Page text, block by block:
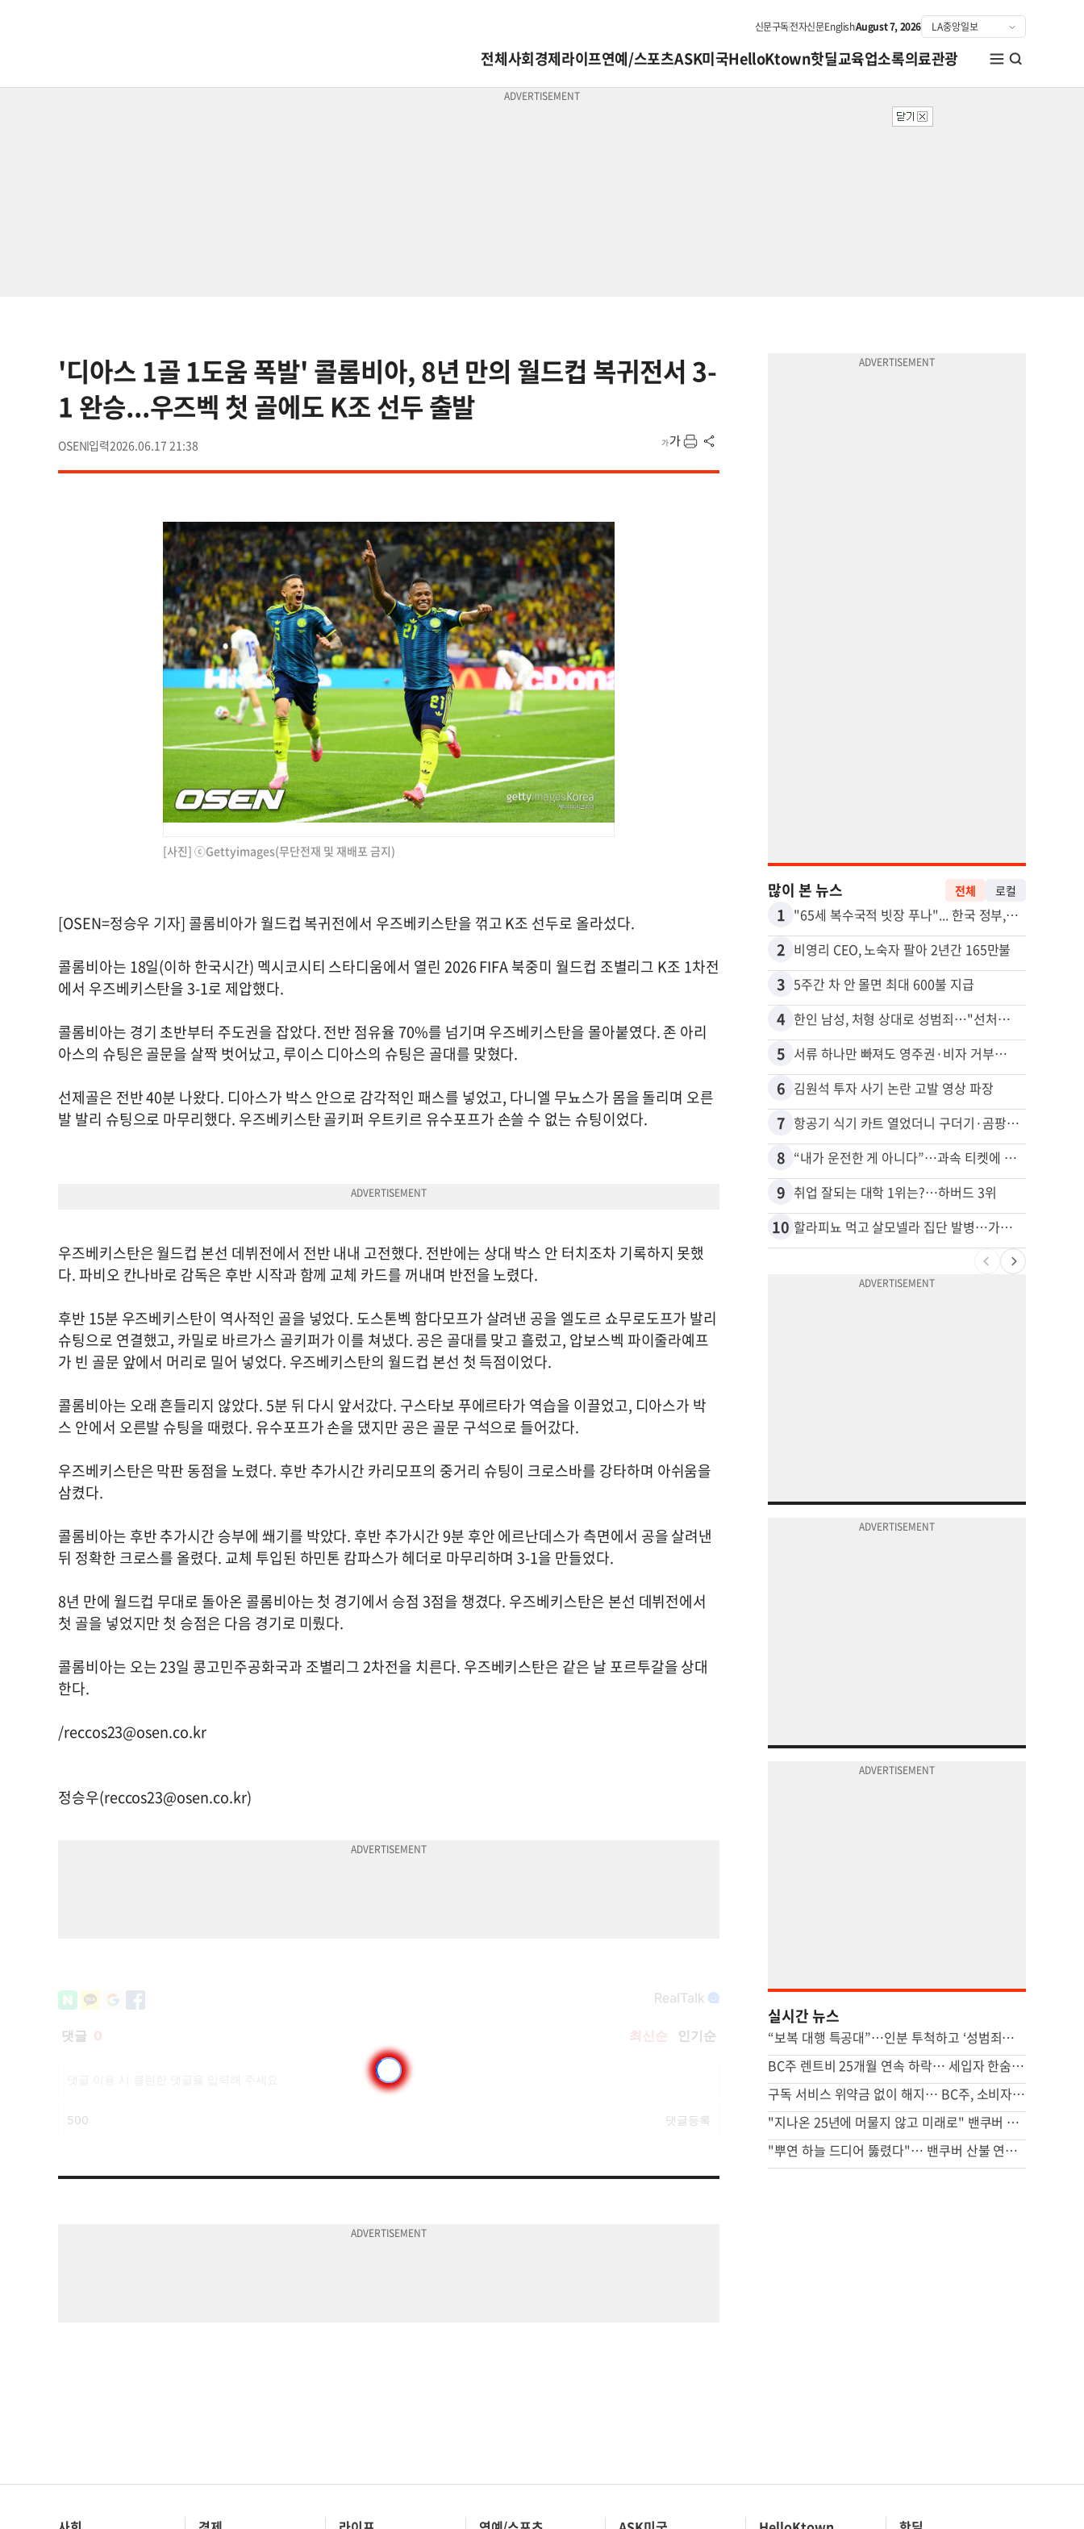
신문구독전자신문EnglishAugust 7, 2026
전체사회경제라이프연예/스포츠ASK미국HelloKtown핫딜교육업소록의료관광
'디아스 1골 1도움 폭발' 콜롬비아, 8년 만의 월드컵 복귀전서 3-
1 완승...우즈벡 첫 골에도 K조 선두 출발
OSEN 2026.06.17 21:38
[사진] ⓒGettyimages(무단전재 및 재배포 금지)
[OSEN=정승우 기자] 콜롬비아가 월드컵 복귀전에서 우즈베키스탄을 꺾고 K조 선두로 올라섰다.
콜롬비아는 18일(이하 한국시간) 멕시코시티 스타디움에서 열린 2026 FIFA 북중미 월드컵 조별리그 K조 1차전
에서 우즈베키스탄을 3-1로 제압했다.
콜롬비아는 경기 초반부터 주도권을 잡았다. 전반 점유율 70%를 넘기며 우즈베키스탄을 몰아붙였다. 존 아리
아스의 슈팅은 골문을 살짝 벗어났고, 루이스 디아스의 슈팅은 골대를 맞혔다.
선제골은 전반 40분 나왔다. 디아스가 박스 안으로 감각적인 패스를 넣었고, 다니엘 무뇨스가 몸을 돌리며 오른
발 발리 슈팅으로 마무리했다. 우즈베키스탄 골키퍼 우트키르 유수포프가 손쓸 수 없는 슈팅이었다.
우즈베키스탄은 월드컵 본선 데뷔전에서 전반 내내 고전했다. 전반에는 상대 박스 안 터치조차 기록하지 못했
다. 파비오 칸나바로 감독은 후반 시작과 함께 교체 카드를 꺼내며 반전을 노렸다.
후반 15분 우즈베키스탄이 역사적인 골을 넣었다. 도스톤벡 함다모프가 살려낸 공을 엘도르 쇼무로도프가 발리
슈팅으로 연결했고, 카밀로 바르가스 골키퍼가 이를 쳐냈다. 공은 골대를 맞고 흘렀고, 압보스벡 파이줄라예프
가 빈 골문 앞에서 머리로 밀어 넣었다. 우즈베키스탄의 월드컵 본선 첫 득점이었다.
콜롬비아는 오래 흔들리지 않았다. 5분 뒤 다시 앞서갔다. 구스타보 푸에르타가 역습을 이끌었고, 디아스가 박
스 안에서 오른발 슈팅을 때렸다. 유수포프가 손을 댔지만 공은 골문 구석으로 들어갔다.
우즈베키스탄은 막판 동점을 노렸다. 후반 추가시간 카리모프의 중거리 슈팅이 크로스바를 강타하며 아쉬움을
삼켰다.
콜롬비아는 후반 추가시간 승부에 쐐기를 박았다. 후반 추가시간 9분 후안 에르난데스가 측면에서 공을 살려낸
뒤 정확한 크로스를 올렸다. 교체 투입된 하민톤 캄파스가 헤더로 마무리하며 3-1을 만들었다.
8년 만에 월드컵 무대로 돌아온 콜롬비아는 첫 경기에서 승점 3점을 챙겼다. 우즈베키스탄은 본선 데뷔전에서
첫 골을 넣었지만 첫 승점은 다음 경기로 미뤘다.
콜롬비아는 오는 23일 콩고민주공화국과 조별리그 2차전을 치른다. 우즈베키스탄은 같은 날 포르투갈을 상대
한다.
/reccos23@osen.co.kr
정승우(reccos23@osen.co.kr)
많이 본 뉴스 전체 로컬
1 "65세 복수국적 빗장 푸나"... 한국 정부, 연령 완화 전면 추진
2 비영리 CEO, 노숙자 팔아 2년간 165만불
3 5주간 차 안 몰면 최대 600불 지급
4 한인 남성, 처형 상대로 성범죄…"선처해줬더니 배신자 취급"
5 서류 하나만 빠져도 영주권·비자 거부…심사관 재량권 대폭 확대
6 김원석 투자 사기 논란 고발 영상 파장
7 항공기 식기 카트 열었더니 구더기·곰팡이…LAX 기내식 업체 논란
8 “내가 운전한 게 아니다”…과속 티켓에 오토파일럿 탓한 운전자
9 취업 잘되는 대학 1위는?…하버드 3위
10 할라피뇨 먹고 살모넬라 집단 발병…가주 등 27개 주 확산
실시간 뉴스
“보복 대행 특공대”…인분 투척하고 ‘성범죄자’ 전단지 뿌린 20대 결국
BC주 렌트비 25개월 연속 하락… 세입자 한숨 돌리나
구독 서비스 위약금 없이 해지… BC주, 소비자 보호 조치 가동
"지나온 25년에 머물지 않고 미래로" 밴쿠버 중앙일보 창간 25주년
"뿌연 하늘 드디어 뚫렸다"… 밴쿠버 산불 연기 걷히며 대기질 회복